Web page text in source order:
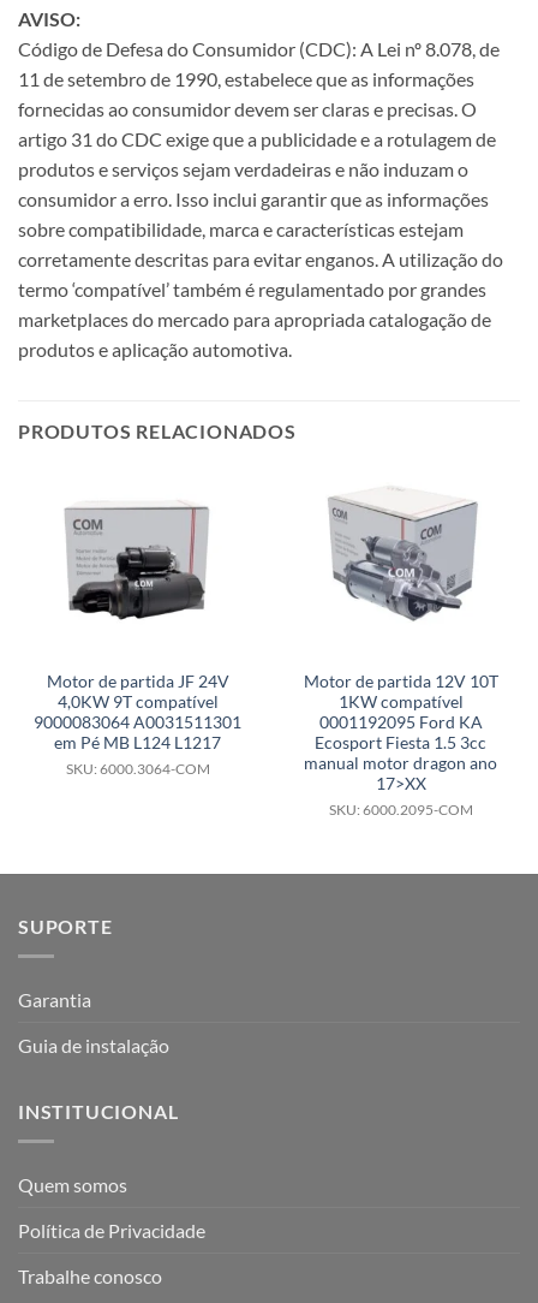
AVISO:
Código de Defesa do Consumidor (CDC): A Lei nº 8.078, de
11 de setembro de 1990, estabelece que as informações
fornecidas ao consumidor devem ser claras e precisas. O
artigo 31 do CDC exige que a publicidade e a rotulagem de
produtos e serviços sejam verdadeiras e não induzam o
consumidor a erro. Isso inclui garantir que as informações
sobre compatibilidade, marca e características estejam
corretamente descritas para evitar enganos. A utilização do
termo ‘compatível’ também é regulamentado por grandes
marketplaces do mercado para apropriada catalogação de
produtos e aplicação automotiva.
PRODUTOS RELACIONADOS
Motor de partida JF 24V
4,0KW 9T compatível
9000083064 A0031511301
em Pé MB L124 L1217
SKU: 6000.3064-COM
Motor de partida 12V 10T
1KW compatível
0001192095 Ford KA
Ecosport Fiesta 1.5 3cc
manual motor dragon ano
17>XX
SKU: 6000.2095-COM
SUPORTE
Garantia
Guia de instalação
INSTITUCIONAL
Quem somos
Política de Privacidade
Trabalhe conosco